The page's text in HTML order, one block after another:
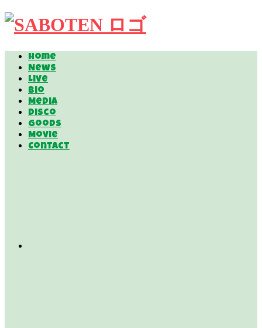
Home
News
Live
Bio
Media
Disco
Goods
Movie
Contact